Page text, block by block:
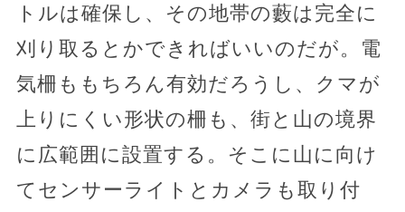
トルは確保し、その地帯の藪は完全に
刈り取るとかできればいいのだが。電
気柵ももちろん有効だろうし、クマが
上りにくい形状の柵も、街と山の境界
に広範囲に設置する。そこに山に向け
てセンサーライトとカメラも取り付